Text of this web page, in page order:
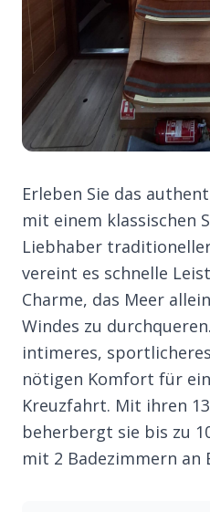
Erleben Sie das
mit einem klassischen
Liebhaber
vereint es schnelle
Charme, das Meer
Windes zu
intimeres,
nötigen Komfort für
Kreuzfahrt. Mit ihren
beherbergt sie bis zu
mit 2 Badezimmern an